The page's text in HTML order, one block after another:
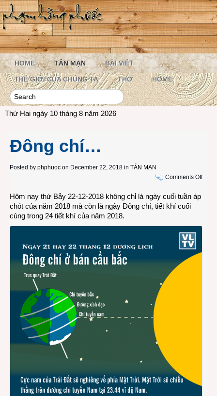
HOME TẢN MẠN BÀI VIẾT
THẾ GIỚI CỦA CHÚNG TA THƠ HOME
Thứ Hai ngày 10 tháng 8 năm 2026
Đông chí…
Posted by phphuoc on December 22, 2018 in TẢN MẠN
Comments Offon
Hôm nay thứ Bảy 22-12-2018 không chỉ là ngày cuối tuần áp
chót của năm 2018 mà còn là ngày Đông chí, tiết khí cuối
cùng trong 24 tiết khí của năm 2018.